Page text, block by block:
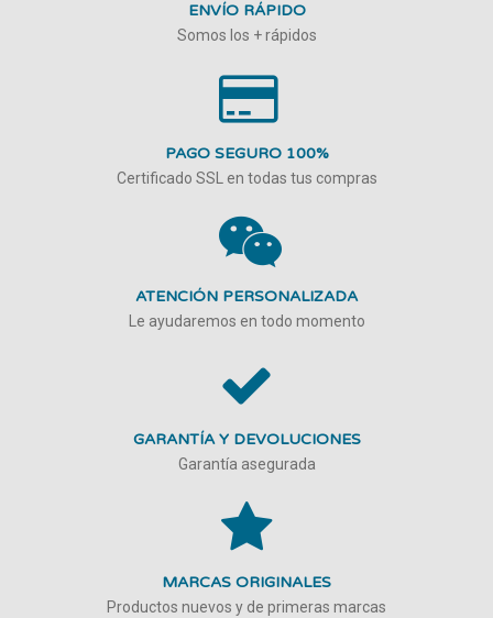
ENVÍO RÁPIDO
Somos los + rápidos
PAGO SEGURO 100%
Certificado SSL en todas tus compras
ATENCIÓN PERSONALIZADA
Le ayudaremos en todo momento
GARANTÍA Y DEVOLUCIONES
Garantía asegurada
MARCAS ORIGINALES
Productos nuevos y de primeras marcas